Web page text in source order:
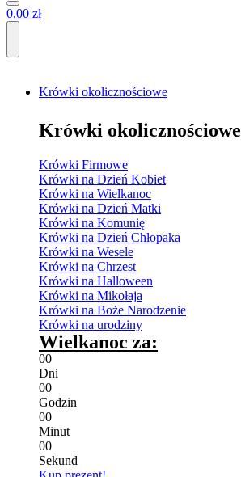
0,00 zł
Krówki okolicznościowe
Krówki okolicznościowe
Krówki Firmowe
Krówki na Dzień Kobiet
Krówki na Wielkanoc
Krówki na Dzień Matki
Krówki na Komunię
Krówki na Dzień Chłopaka
Krówki na Wesele
Krówki na Chrzest
Krówki na Halloween
Krówki na Mikołaja
Krówki na Boże Narodzenie
Krówki na urodziny
Wielkanoc za:
00
Dni
00
Godzin
00
Minut
00
Sekund